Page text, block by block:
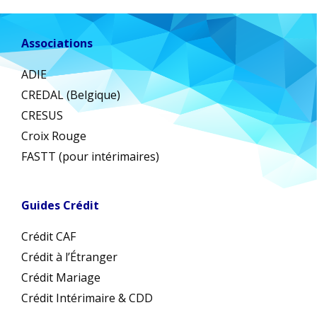
Associations
ADIE
CREDAL (Belgique)
CRESUS
Croix Rouge
FASTT (pour intérimaires)
Guides Crédit
Crédit CAF
Crédit à l’Étranger
Crédit Mariage
Crédit Intérimaire & CDD